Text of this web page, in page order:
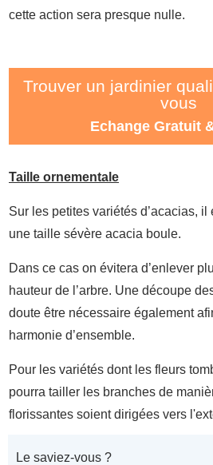
cette action sera presque nulle.
Trouver un jardinier
vous
Echange Gratuit
Taille ornementale
Sur les petites variétés d’acacias,
une taille sévère acacia boule.
Dans ce cas on évitera d’enlever
hauteur de l’arbre. Une découpe
doute être nécessaire également
harmonie d’ensemble.
Pour les variétés dont les fleurs
pourra tailler les branches de
florissantes soient dirigées vers
Le saviez-vous ?